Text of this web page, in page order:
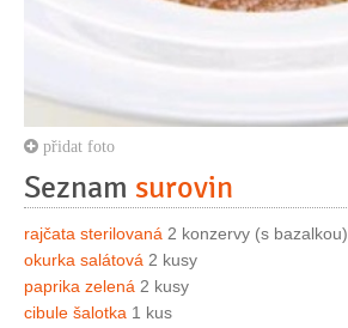
přidat foto
Seznam surovin
rajčata sterilovaná 2 konzervy (s bazalkou)
okurka salátová 2 kusy
paprika zelená 2 kusy
cibule šalotka 1 kus